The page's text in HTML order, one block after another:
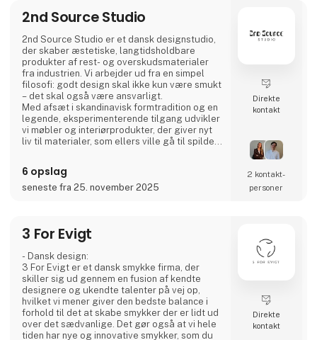
2nd Source Studio
2nd Source Studio er et dansk designstudio,
der skaber æstetiske, langtidsholdbare
produkter af rest- og overskudsmaterialer
fra industrien. Vi arbejder ud fra en simpel
filosofi: godt design skal ikke kun være smukt
– det skal også være ansvarligt.
Med afsæt i skandinavisk formtradition og en
legende, eksperimenterende tilgang udvikler
vi møbler og interiørprodukter, der giver nyt
liv til materialer, som ellers ville gå til spilde.
gennemsigtighed og ærlighed er centrale
værdier.
6 opslag
seneste fra 25. november 2025
Direkte
kontakt
2 kontakt­
personer
3 For Evigt
- Dansk design:
3 For Evigt er et dansk smykke firma, der
skiller sig ud gennem en fusion af kendte
designere og ukendte talenter på vej op,
hvilket vi mener giver den bedste balance i
forhold til det at skabe smykker der er lidt ud
over det sædvanlige. Det gør også at vi hele
tiden har nye og innovative smykker, som du
Direkte
kontakt